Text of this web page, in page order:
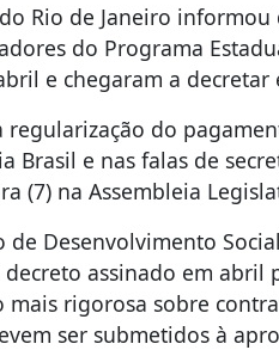
Rio de Janeiro
do Programa
e chegaram a decretar
regularização do
Brasil e nas falas de
(7) na Assembleia
de Desenvolvimento
decreto assinado em
mais rigorosa sobre
ser submetidos à